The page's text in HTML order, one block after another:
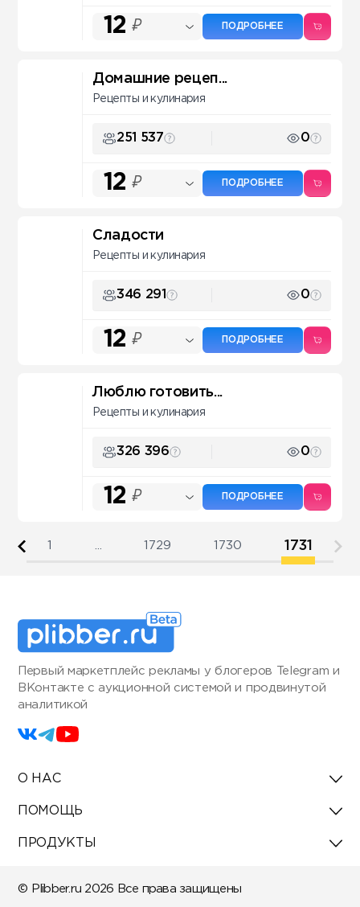
12 ₽ ПОДРОБНЕЕ
Домашние рецеп...
Рецепты и кулинария
251 537 0
12 ₽ ПОДРОБНЕЕ
Сладости
Рецепты и кулинария
346 291 0
12 ₽ ПОДРОБНЕЕ
Люблю готовить...
Рецепты и кулинария
326 396 0
12 ₽ ПОДРОБНЕЕ
1729 1730 1731
Первый маркетплейс рекламы у блогеров Telegram и
ВКонтакте с аукционной системой и продвинутой
аналитикой
О НАС
ПОМОЩЬ
ПРОДУКТЫ
© Plibber.ru 2026 Все права защищены